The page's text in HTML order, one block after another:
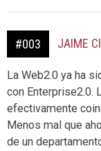
#003 JAIME
La Web2.0 ya ha
con Enterprise2.0.
efectivamente
Menos mal que
de un